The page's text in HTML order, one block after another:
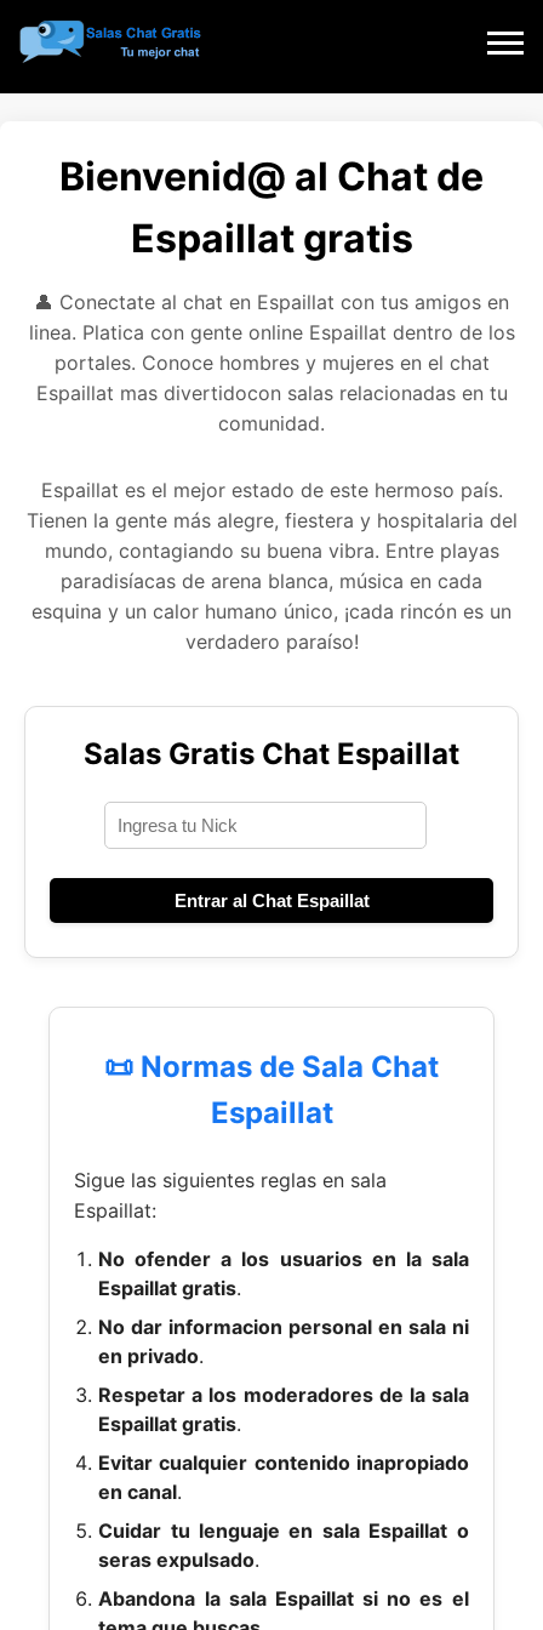
Bienvenid@ al Chat de
Espaillat gratis
👤 Conectate al chat en Espaillat con tus amigos en
linea. Platica con gente online Espaillat dentro de los
portales. Conoce hombres y mujeres en el chat
Espaillat mas divertidocon salas relacionadas en tu
comunidad.
Espaillat es el mejor estado de este hermoso país.
Tienen la gente más alegre, fiestera y hospitalaria del
mundo, contagiando su buena vibra. Entre playas
paradisíacas de arena blanca, música en cada
esquina y un calor humano único, ¡cada rincón es un
verdadero paraíso!
Salas Gratis Chat Espaillat
Entrar al Chat Espaillat
📜 Normas de Sala Chat
Espaillat
Sigue las siguientes reglas en sala
Espaillat:
No ofender a los usuarios en la sala
Espaillat gratis.
No dar informacion personal en sala ni
en privado.
Respetar a los moderadores de la sala
Espaillat gratis.
Evitar cualquier contenido inapropiado
en canal.
Cuidar tu lenguaje en sala Espaillat o
seras expulsado.
Abandona la sala Espaillat si no es el